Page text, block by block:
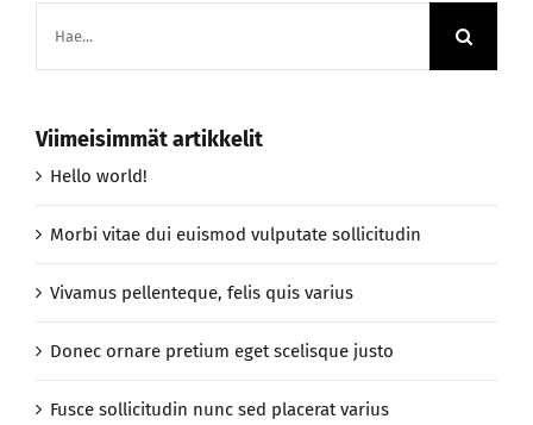
Viimeisimmät artikkelit
Hello world!
Morbi vitae dui euismod vulputate sollicitudin
Vivamus pellenteque, felis quis varius
Donec ornare pretium eget scelisque justo
Fusce sollicitudin nunc sed placerat varius